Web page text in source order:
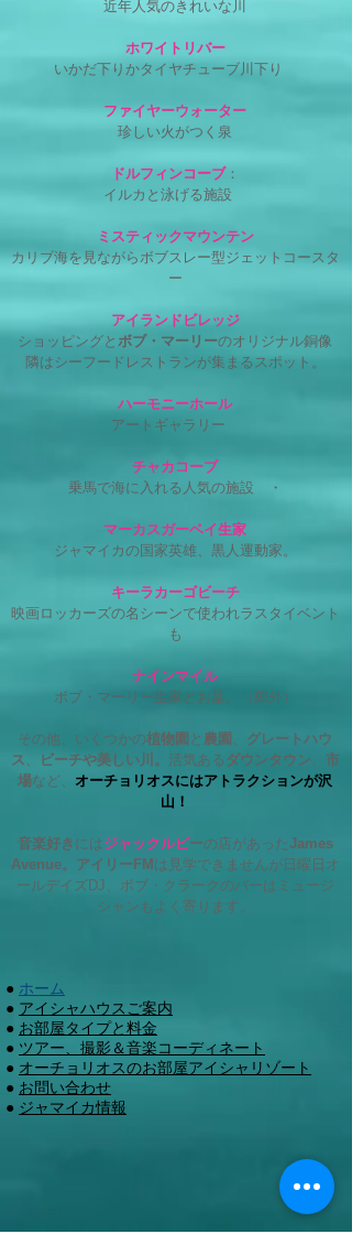
近年人気のきれいな川
ホワイトリバー
いかだ下りかタイヤチューブ川下り
ファイヤーウォーター
珍しい火がつく泉
ドルフィンコーブ：
イルカと泳げる施設
ミスティックマウンテン
カリブ海を見ながらボブスレー型ジェットコースタ
ー
アイランドビレッジ
ショッピングと ボブ・マーリーのオリジナル銅像
隣はシーフードレストランが集まるスポット。
ハーモニーホール
アートギャラリー
チャカコーブ
乗馬で海に入れる人気の施設 ・
マーカスガーベイ生家
ジャマイカの国家英雄、黒人運動家。
キーラカーゴビーチ
映画ロッカーズの名シーンで使われラスタイベント
も
ナインマイル
ボブ・マーリー生家とお墓。（郊外）
その他、いくつかの​植物園 と 農園 、 グレートハウ
ス 、 ビーチや美しい川。 活気ある ダウンタウン 、 市
場など、 オーチョリオスにはアトラクションが沢
山！
音楽好き にはジャックルビーの店があったJames
Avenue。アイリーFM は見学できませんが日曜日オ
ールデイズDJ、ボブ・クラークのバーはミュージ
シャンもよく寄ります。
● ホーム
● アイシャハウスご案内
● お部屋タイプと料金
● ツアー、撮影＆音楽コーディネート
● オーチョリオスのお部屋アイシャリゾート
● お問い合わせ
● ジャマイカ情報